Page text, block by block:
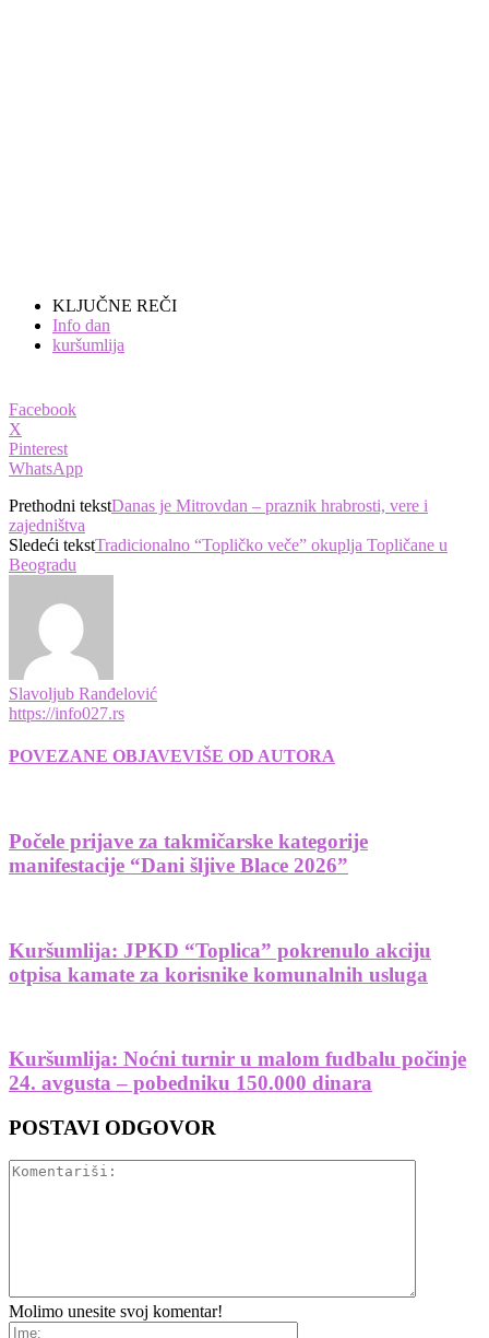
KLJUČNE REČI
Info dan
kuršumlija
Facebook
X
Pinterest
WhatsApp
Prethodni tekstDanas je Mitrovdan – praznik hrabrosti, vere i
zajedništva
Sledeći tekstTradicionalno “Topličko veče” okuplja Topličane u
Beogradu
Slavoljub Ranđelović
https://info027.rs
POVEZANE OBJAVEVIŠE OD AUTORA
Počele prijave za takmičarske kategorije
manifestacije “Dani šljive Blace 2026”
Kuršumlija: JPKD “Toplica” pokrenulo akciju
otpisa kamate za korisnike komunalnih usluga
Kuršumlija: Noćni turnir u malom fudbalu počinje
24. avgusta – pobedniku 150.000 dinara
POSTAVI ODGOVOR
Molimo unesite svoj komentar!